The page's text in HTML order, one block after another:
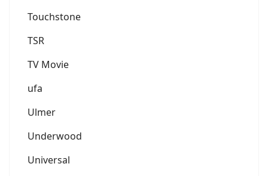
Touchstone
TSR
TV Movie
ufa
Ulmer
Underwood
Universal